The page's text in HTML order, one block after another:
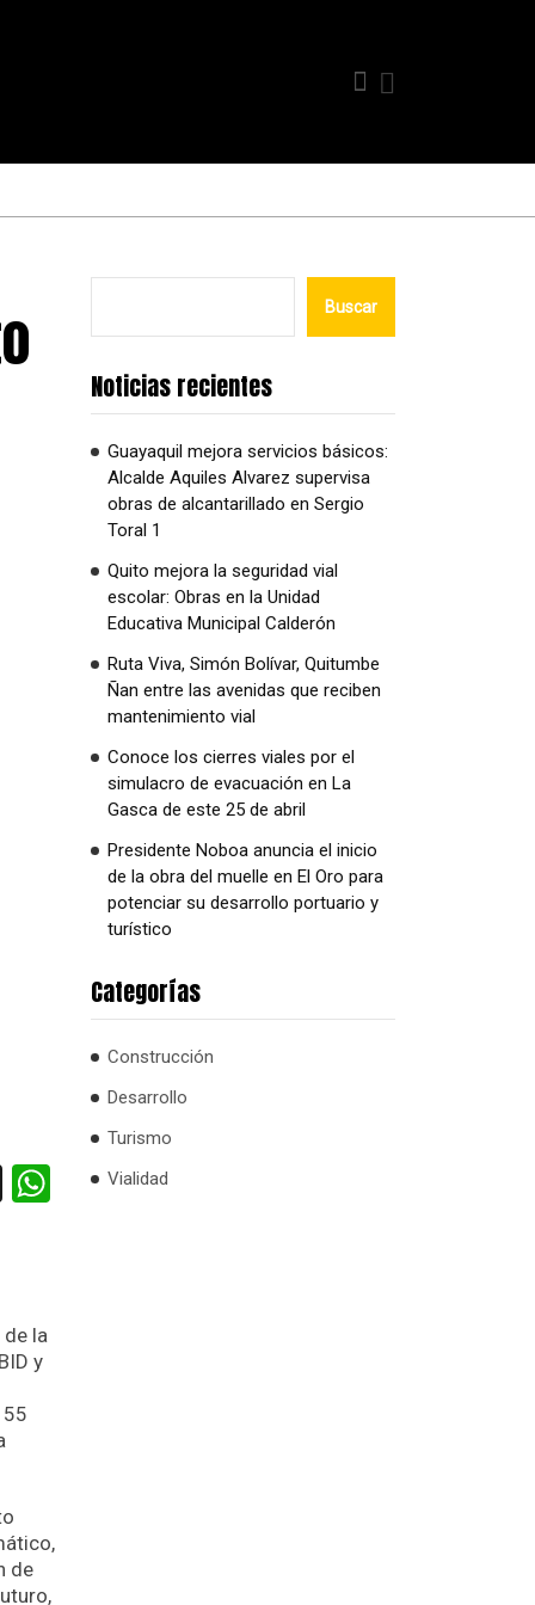
X WhatsApp
de la
y
de
Buscar
Noticias recientes
Guayaquil mejora servicios básicos:
Alcalde Aquiles Alvarez supervisa
obras de alcantarillado en Sergio
Toral 1
Quito mejora la seguridad vial
escolar: Obras en la Unidad
Educativa Municipal Calderón
Ruta Viva, Simón Bolívar, Quitumbe
Ñan entre las avenidas que reciben
mantenimiento vial
Conoce los cierres viales por el
simulacro de evacuación en La
Gasca de este 25 de abril
Presidente Noboa anuncia el inicio
de la obra del muelle en El Oro para
potenciar su desarrollo portuario y
turístico
Categorías
Construcción
Desarrollo
Turismo
Vialidad